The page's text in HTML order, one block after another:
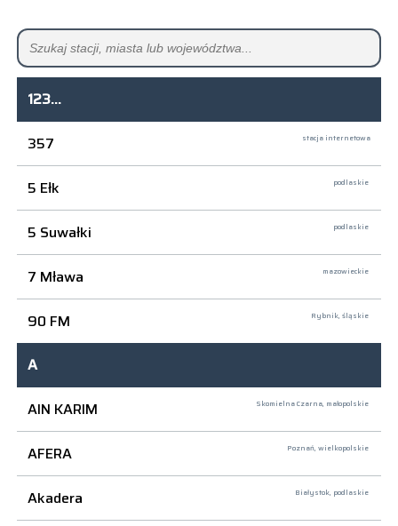
123...
357
stacja internetowa
5 Ełk podlaskie
5 Suwałki podlaskie
7 Mława mazowieckie
90 FM Rybnik, śląskie
A
AIN KARIM
Skomielna Czarna, małopolskie
AFERA Poznań, wielkopolskie
Akadera Białystok, podlaskie